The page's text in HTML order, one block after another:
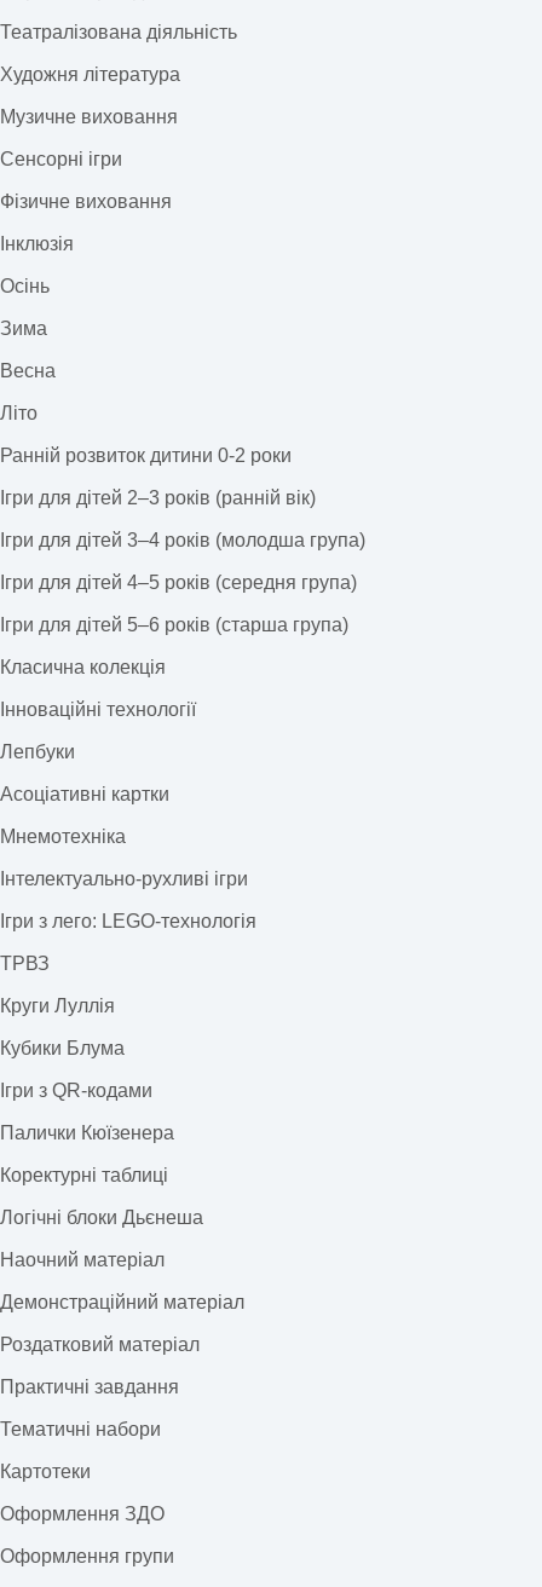
Театралізована діяльність
Художня література
Музичне виховання
Сенсорні ігри
Фізичне виховання
Інклюзія
Осінь
Зима
Весна
Літо
Ранній розвиток дитини 0-2 роки
Ігри для дітей 2–3 років (ранній вік)
Ігри для дітей 3–4 років (молодша група)
Ігри для дітей 4–5 років (середня група)
Ігри для дітей 5–6 років (старша група)
Класична колекція
Інноваційні технології
Лепбуки
Асоціативні картки
Мнемотехніка
Інтелектуально-рухливі ігри
Ігри з лего: LEGO-технологія
ТРВЗ
Круги Луллія
Кубики Блума
Ігри з QR-кодами
Палички Кюїзенера
Коректурні таблиці
Логічні блоки Дьєнеша
Наочний матеріал
Демонстраційний матеріал
Роздатковий матеріал
Практичні завдання
Тематичні набори
Картотеки
Оформлення ЗДО
Оформлення групи